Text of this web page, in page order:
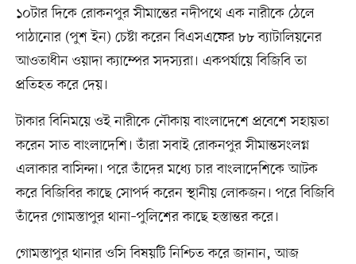
১০টার দিকে রোকনপুর সীমান্তের নদীপথে এক নারীকে ঠেলে
পাঠানোর (পুশ ইন) চেষ্টা করেন বিএসএফের ৮৮ ব্যাটালিয়নের
আওতাধীন ওয়াদা ক্যাম্পের সদস্যরা। একপর্যায়ে বিজিবি তা
প্রতিহত করে দেয়।
টাকার বিনিময়ে ওই নারীকে নৌকায় বাংলাদেশে প্রবেশে সহায়তা
করেন সাত বাংলাদেশি। তাঁরা সবাই রোকনপুর সীমান্তসংলগ্ন
এলাকার বাসিন্দা। পরে তাঁদের মধ্যে চার বাংলাদেশিকে আটক
করে বিজিবির কাছে সোপর্দ করেন স্থানীয় লোকজন। পরে বিজিবি
তাঁদের গোমস্তাপুর থানা–পুলিশের কাছে হস্তান্তর করে।
গোমস্তাপুর থানার ওসি বিষয়টি নিশ্চিত করে জানান, আজ